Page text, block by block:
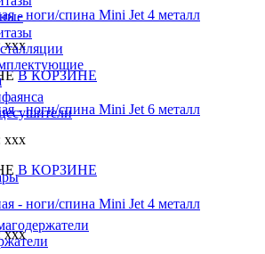
- ноги/спина Mini Jet 4 металл
xxx
В КОРЗИНЕ
- ноги/спина Mini Jet 6 металл
xxx
В КОРЗИНЕ
- ноги/спина Mini Jet 4 металл
xxx